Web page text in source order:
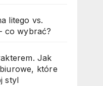
litego vs.
co wybrać?
Jak
które
styl